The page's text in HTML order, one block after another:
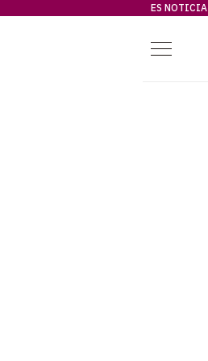
ES NOTICIA
Menú